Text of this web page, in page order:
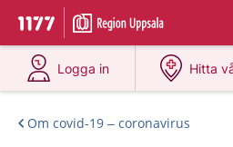
Till startsidan för 1177
Du har valt region
Logga in
på 1177.se
Hitta
på
Om covid-19 – coronavirus